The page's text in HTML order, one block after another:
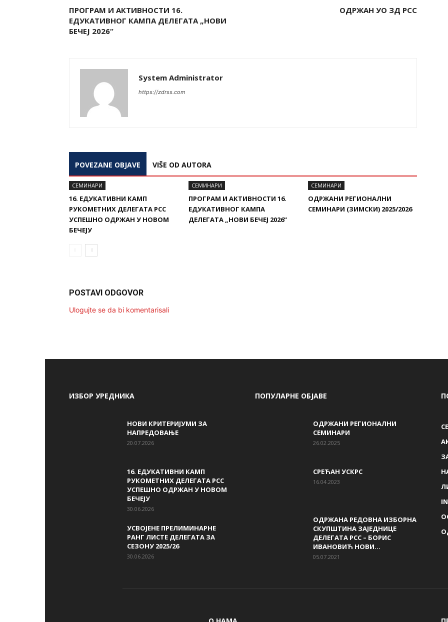
ПРОГРАМ И АКТИВНОСТИ 16.
ЕДУКАТИВНОГ КАМПА ДЕЛЕГАТА „НОВИ
БЕЧЕЈ 2026“
ОДРЖАН УО ЗД РСС
System Administrator
https://zdrss.com
POVEZANE OBJAVE VIŠE OD AUTORA
СЕМИНАРИ
16. ЕДУКАТИВНИ КАМП
РУКОМЕТНИХ ДЕЛЕГАТА РСС
УСПЕШНО ОДРЖАН У НОВОМ
БЕЧЕЈУ
СЕМИНАРИ
ПРОГРАМ И АКТИВНОСТИ 16.
ЕДУКАТИВНОГ КАМПА
ДЕЛЕГАТА „НОВИ БЕЧЕЈ 2026“
СЕМИНАРИ
ОДРЖАНИ РЕГИОНАЛНИ
СЕМИНАРИ (ЗИМСКИ) 2025/2026
POSTAVI ODGOVOR
Ulogujte se da bi komentarisali
ИЗБОР УРЕДНИКА
НОВИ КРИТЕРИЈУМИ ЗА
НАПРЕДОВАЊЕ
20.07.2026
16. ЕДУКАТИВНИ КАМП
РУКОМЕТНИХ ДЕЛЕГАТА РСС
УСПЕШНО ОДРЖАН У НОВОМ
БЕЧЕЈУ
30.06.2026
УСВОЈЕНЕ ПРЕЛИМИНАРНЕ
РАНГ ЛИСТЕ ДЕЛЕГАТА ЗА
СЕЗОНУ 2025/26
30.06.2026
ПОПУЛАРНЕ ОБЈАВЕ
ОДРЖАНИ РЕГИОНАЛНИ
СЕМИНАРИ
26.02.2025
СРЕЋАН УСКРС
16.04.2023
ОДРЖАНА РЕДОВНА ИЗБОРНА
СКУПШТИНА ЗАЈЕДНИЦЕ
ДЕЛЕГАТА РСС – БОРИС
ИВАНОВИЋ НОВИ...
05.07.2021